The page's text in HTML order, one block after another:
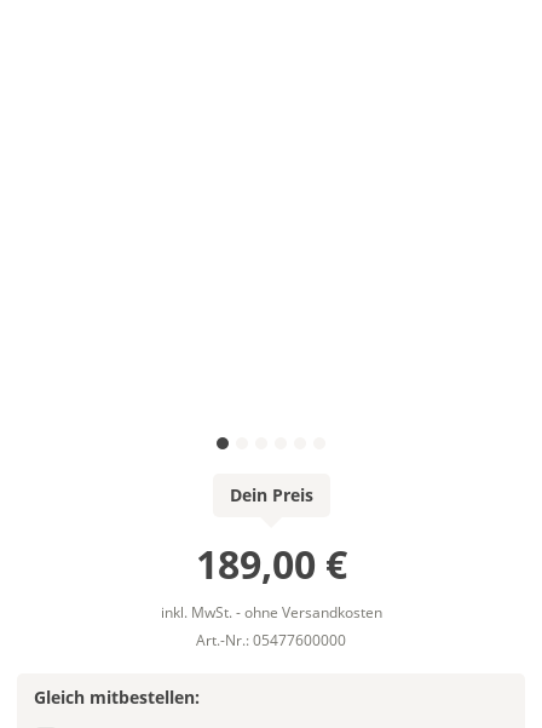
Dein Preis
189,00 €
inkl. MwSt. - ohne Versandkosten
Art.-Nr.: 05477600000
Gleich mitbestellen: